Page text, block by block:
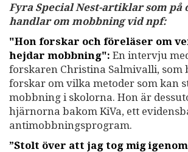
Fyra Special Nest-artiklar som på
handlar om mobbning vid npf:
"Hon forskar och föreläser om
hejdar mobbning": En intervju
forskaren Christina Salmivalli, som
forskar om vilka metoder som kan
mobbning i skolorna. Hon är
hjärnorna bakom KiVa, ett
antimobbningsprogram.
”Stolt över att jag tog mig